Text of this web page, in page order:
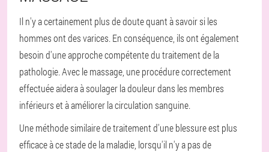
Il n'y a certainement plus de doute quant à savoir si les
hommes ont des varices. En conséquence, ils ont également
besoin d'une approche compétente du traitement de la
pathologie. Avec le massage, une procédure correctement
effectuée aidera à soulager la douleur dans les membres
inférieurs et à améliorer la circulation sanguine.
Une méthode similaire de traitement d'une blessure est plus
efficace à ce stade de la maladie, lorsqu'il n'y a pas de